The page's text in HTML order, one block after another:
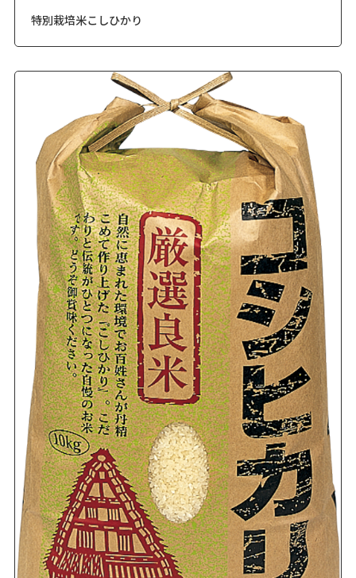
特別栽培米こしひかり